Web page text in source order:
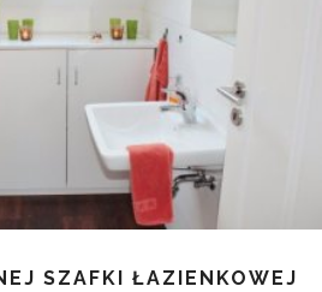
SZAFKI ŁAZIENKOWEJ